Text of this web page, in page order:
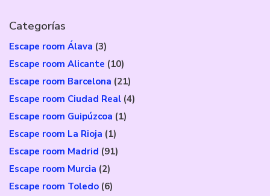
Categorías
Escape room Álava (3)
Escape room Alicante (10)
Escape room Barcelona (21)
Escape room Ciudad Real (4)
Escape room Guipúzcoa (1)
Escape room La Rioja (1)
Escape room Madrid (91)
Escape room Murcia (2)
Escape room Toledo (6)